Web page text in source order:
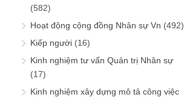
(582)
Hoạt động cộng đồng Nhân sự Vn (492)
Kiếp người (16)
Kinh nghiệm tư vấn Quản trị Nhân sự
(17)
Kinh nghiệm xây dựng mô tả công việc